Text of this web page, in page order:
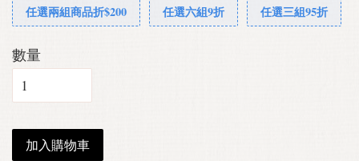
任選兩組商品折$200 任選六組9折 任選三組95折
數量
加入購物車